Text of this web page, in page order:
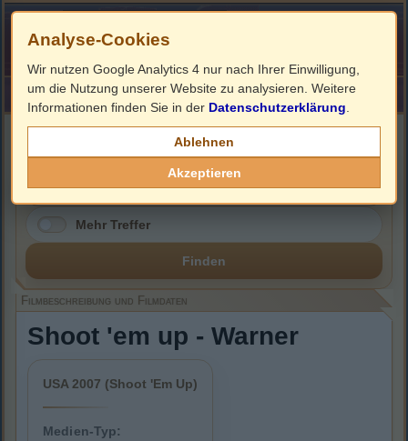
HOME ImpressumLinks
Filmbeschreibung, Cover & DVD Infos
Mehr Treffer
Finden
Filmbeschreibung und Filmdaten
Shoot 'em up - Warner
USA 2007 (Shoot 'Em Up)
Medien-Typ:
Analyse-Cookies
Wir nutzen Google Analytics 4 nur nach Ihrer Einwilligung,
um die Nutzung unserer Website zu analysieren. Weitere
Informationen finden Sie in der Datenschutzerklärung
Ablehnen
Akzeptieren